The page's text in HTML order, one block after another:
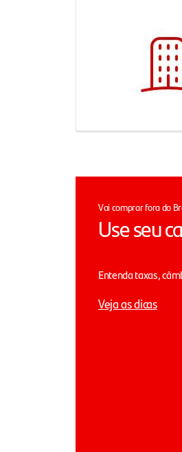
Vai comprar fora do
Use seu
Entenda taxas,
Veja as dicas